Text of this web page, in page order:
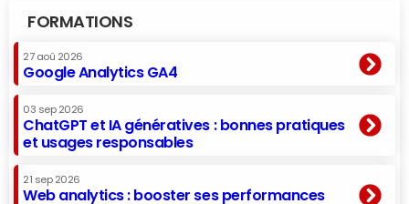
FORMATIONS
27 aoû 2026
Google Analytics GA4
03 sep 2026
ChatGPT et IA génératives : bonnes pratiques
et usages responsables
21 sep 2026
Web analytics : booster ses performances